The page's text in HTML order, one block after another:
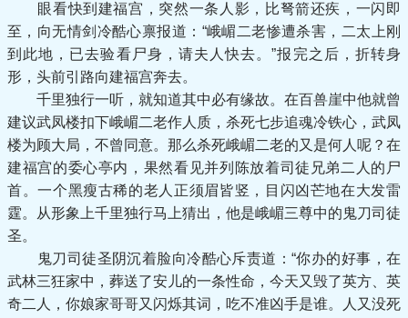
眼看快到建福宫，突然一条人影，比弩箭还疾，一闪即
至，向无情剑冷酷心禀报道：“峨嵋二老惨遭杀害，二太上刚
到此地，已去验看尸身，请夫人快去。”报完之后，折转身
形，头前引路向建福宫奔去。
千里独行一听，就知道其中必有缘故。在百兽崖中他就曾
建议武凤楼扣下峨嵋二老作人质，杀死七步追魂冷铁心，武凤
楼为顾大局，不曾同意。那么杀死峨嵋二老的又是何人呢？在
建福宫的委心亭内，果然看见并列陈放着司徒兄弟二人的尸
首。一个黑瘦古稀的老人正须眉皆竖，目闪凶芒地在大发雷
霆。从形象上千里独行马上猜出，他是峨嵋三尊中的鬼刀司徒
圣。
鬼刀司徒圣阴沉着脸向冷酷心斥责道：“你办的好事，在
武林三狂家中，葬送了安儿的一条性命，今天又毁了英方、英
奇二人，你娘家哥哥又闪烁其词，吃不准凶手是谁。人又没死